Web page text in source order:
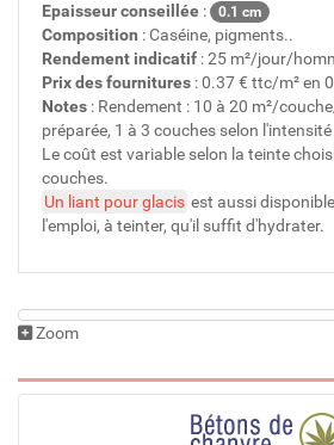
Epaisseur conseillée : 0.1 cm
Composition : Caséine, pigments..
Rendement indicatif : 25 m²/jour/
Prix des fournitures : 0.37 € ttc/m² en
Notes : Rendement : 10 à 20 m²/
préparée, 1 à 3 couches selon
Le coût est variable selon la teinte
couches.
Un liant pour glacis est aussi
l'emploi, à teinter, qu'il suffit d'hydrater.
Zoom